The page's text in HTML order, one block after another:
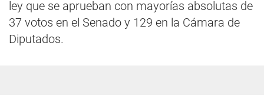
ley que se aprueban con mayorías absolutas de
37 votos en el Senado y 129 en la Cámara de
Diputados.